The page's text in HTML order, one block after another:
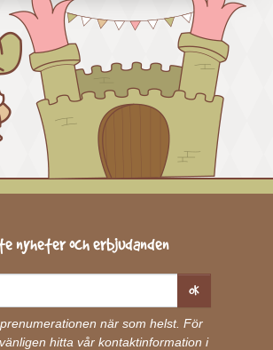
nyheter och erbjudanden
OK
när som helst. För
hitta vår kontaktinformation i